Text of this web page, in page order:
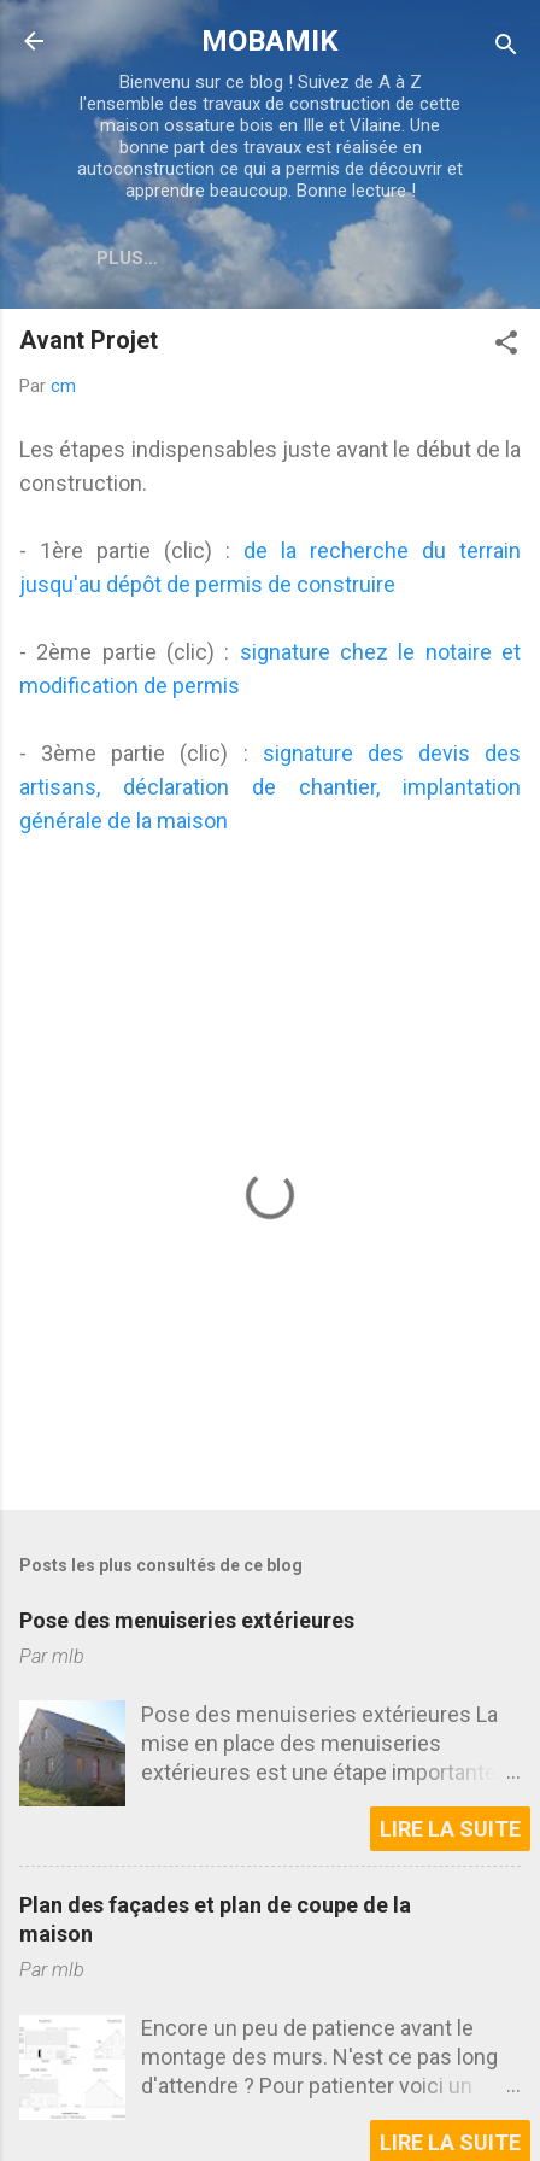
Accéder au contenu principal
MOBAMIK
Bienvenu sur ce blog ! Suivez de A à Z
l'ensemble des travaux de construction de cette
maison ossature bois en Ille et Vilaine. Une
bonne part des travaux est réalisée en
autoconstruction ce qui a permis de découvrir et
apprendre beaucoup. Bonne lecture !
PLUS…
Avant Projet
Par cm
Les étapes indispensables juste avant le début de la
construction.
- 1ère partie (clic) : de la recherche du terrain
jusqu'au dépôt de permis de construire
- 2ème partie (clic) : signature chez le notaire et
modification de permis
- 3ème partie (clic) : signature des devis des
artisans, déclaration de chantier, implantation
générale de la maison
Posts les plus consultés de ce blog
Pose des menuiseries extérieures
Parmlb
Pose des menuiseries extérieures La
mise en place des menuiseries
extérieures est une étape importante
dans la construction d'une maison. En
effet c'est l'un des premiers éléments
qui permet de voir l'aspect final des
l'installation des menuiseries réalisée
extérieures. Ancien poseur il connaît
parfaitement son métier. La journée a
commencée tôt il fallait récupérer le
camion dans lequel étaient chargées
les menuiseries. Petite vérification du
LIRE LA SUITE
Plan des façades et plan de coupe de la
maison
Parmlb
Encore un peu de patience avant le
montage des murs. N'est ce pas long
d'attendre ? Pour patienter voici un
article sur deux autres plans que j'ai
dessiné pour le dépôt de permis de
LIRE LA SUITE